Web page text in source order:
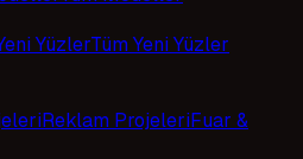
YüzlerTüm Yeni Yüzler
Reklam ProjeleriFuar &